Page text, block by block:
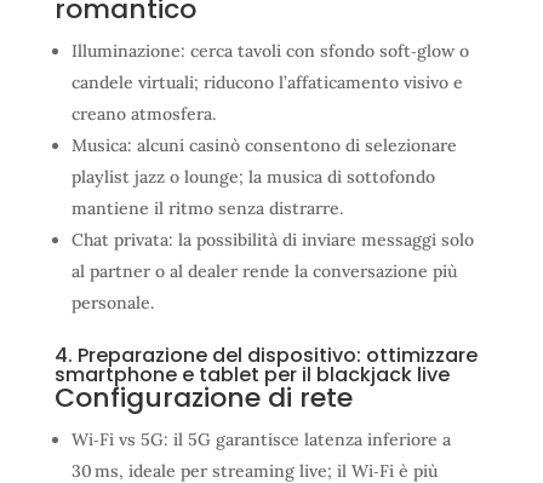
romantico
Illuminazione: cerca tavoli con sfondo soft‑glow o
candele virtuali; riducono l’affaticamento visivo e
creano atmosfera.
Musica: alcuni casinò consentono di selezionare
playlist jazz o lounge; la musica di sottofondo
mantiene il ritmo senza distrarre.
Chat privata: la possibilità di inviare messaggi solo
al partner o al dealer rende la conversazione più
personale.
4. Preparazione del dispositivo: ottimizzare
smartphone e tablet per il blackjack live
Configurazione di rete
Wi‑Fi vs 5G: il 5G garantisce latenza inferiore a
30 ms, ideale per streaming live; il Wi‑Fi è più